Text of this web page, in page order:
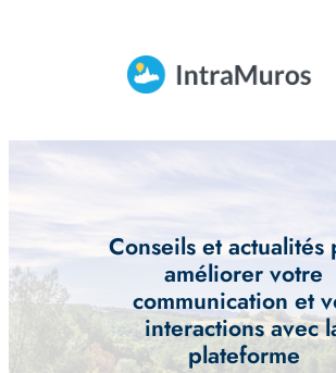
Conseils et actualités
améliorer votre
communication et
interactions avec
plateforme